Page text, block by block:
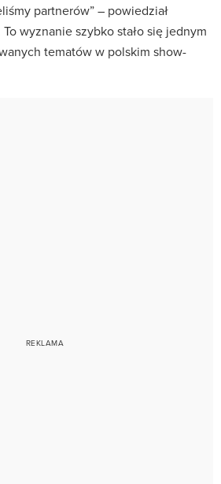
partnerów” – powiedział
wyznanie szybko stało się jednym
tematów w polskim show-